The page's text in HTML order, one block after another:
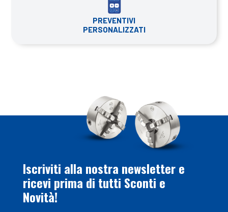
PREVENTIVI
PERSONALIZZATI
Iscriviti alla nostra newsletter e
ricevi prima di tutti Sconti e
Novità!